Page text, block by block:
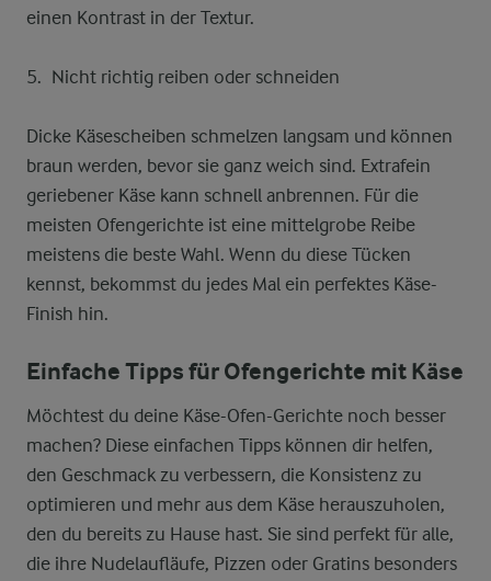
einen Kontrast in der Textur.
Nicht richtig reiben oder schneiden
Dicke Käsescheiben schmelzen langsam und können
braun werden, bevor sie ganz weich sind. Extrafein
geriebener Käse kann schnell anbrennen. Für die
meisten Ofengerichte ist eine mittelgrobe Reibe
meistens die beste Wahl. Wenn du diese Tücken
kennst, bekommst du jedes Mal ein perfektes Käse-
Finish hin.
Einfache Tipps für Ofengerichte mit Käse
Möchtest du deine Käse-Ofen-Gerichte noch besser
machen? Diese einfachen Tipps können dir helfen,
den Geschmack zu verbessern, die Konsistenz zu
optimieren und mehr aus dem Käse herauszuholen,
den du bereits zu Hause hast. Sie sind perfekt für alle,
die ihre Nudelaufläufe, Pizzen oder Gratins besonders